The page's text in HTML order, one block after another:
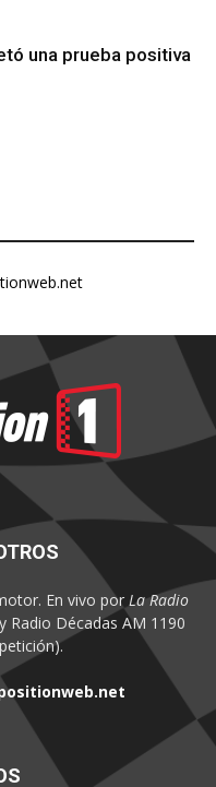
una prueba positiva
En vivo por La Radio
Radio Décadas AM 1190